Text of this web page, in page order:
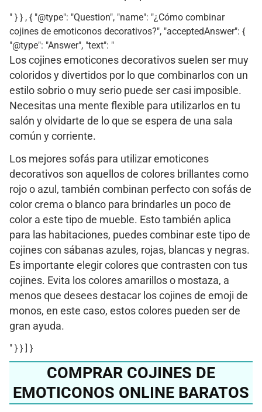
" } } , { "@type": "Question", "name": "¿Cómo combinar
cojines de emoticonos decorativos?", "acceptedAnswer": {
"@type": "Answer", "text": "
Los cojines emoticones decorativos suelen ser muy
coloridos y divertidos por lo que combinarlos con un
estilo sobrio o muy serio puede ser casi imposible.
Necesitas una mente flexible para utilizarlos en tu
salón y olvidarte de lo que se espera de una sala
común y corriente.
Los mejores sofás para utilizar emoticones
decorativos son aquellos de colores brillantes como
rojo o azul, también combinan perfecto con sofás de
color crema o blanco para brindarles un poco de
color a este tipo de mueble. Esto también aplica
para las habitaciones, puedes combinar este tipo de
cojines con sábanas azules, rojas, blancas y negras.
Es importante elegir colores que contrasten con tus
cojines. Evita los colores amarillos o mostaza, a
menos que desees destacar los cojines de emoji de
monos, en este caso, estos colores pueden ser de
gran ayuda.
" } } ] }
COMPRAR COJINES DE
EMOTICONOS ONLINE BARATOS